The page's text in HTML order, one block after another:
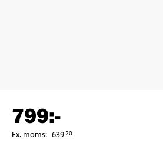
799:-
Ex. moms: 63920